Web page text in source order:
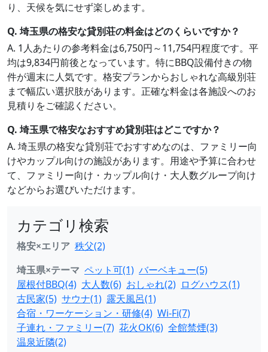
り、天候を気にせず楽しめます。
Q. 埼玉県の格安な貸別荘の料金はどのくらいですか？
A. 1人あたりの参考料金は6,750円～11,754円程度です。平
均は9,834円前後となっています。特にBBQ設備付きの物
件が週末に人気です。格安プランからおしゃれな高級別荘
まで幅広い選択肢があります。正確な料金は各施設へのお
見積りをご確認ください。
Q. 埼玉県で格安なおすすめ貸別荘はどこですか？
A. 埼玉県の格安な貸別荘でおすすめなのは、ファミリー向
けやカップル向けの施設があります。用途や予算に合わせ
て、ファミリー向け・カップル向け・大人数グループ向け
などからお選びいただけます。
カテゴリ検索
格安×エリア 秩父(2)
埼玉県×テーマ ペット可(1) バーベキュー(5)
屋根付BBQ(4) 大人数(6) おしゃれ(2) ログハウス(1)
古民家(5) サウナ(1) 露天風呂(1)
合宿・ワーケーション・研修(4) Wi-Fi(7)
子連れ・ファミリー(7) 花火OK(6) 全館禁煙(3)
温泉近隣(2)